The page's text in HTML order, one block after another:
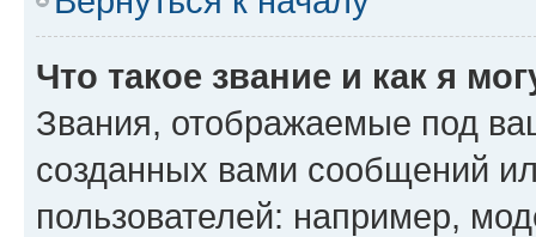
Что такое звание и как я
Звания, отображаемые под
созданных вами сообщений
пользователей: например,